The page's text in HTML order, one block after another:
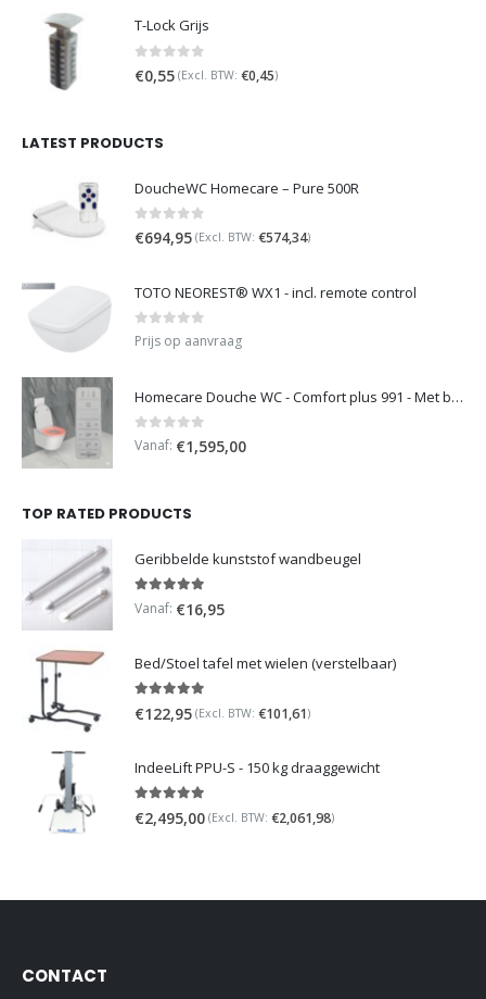
T-Lock Grijs
0 out of 5
€0,55 (Excl. BTW: €0,45)
LATEST PRODUCTS
DoucheWC Homecare – Pure 500R
0 out of 5
€694,95 (Excl. BTW: €574,34)
TOTO NEOREST® WX1 - incl. remote control
0 out of 5
Prijs op aanvraag
Homecare Douche WC - Comfort plus 991 - Met brilverwarming
0 out of 5
Vanaf: €1,595,00
TOP RATED PRODUCTS
Geribbelde kunststof wandbeugel
5.00out of 5
Vanaf: €16,95
Bed/Stoel tafel met wielen (verstelbaar)
€122,95 (Excl. BTW: €101,61)
IndeeLift PPU-S - 150 kg draaggewicht
€2,495,00 (Excl. BTW: €2,061,98)
CONTACT